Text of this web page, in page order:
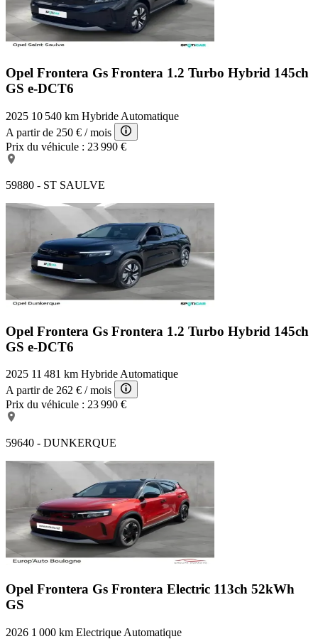
Opel Frontera Gs Frontera 1.2 Turbo Hybrid 145ch
GS e-DCT6
2025 10 540 km Hybride Automatique
A partir de 250 € / mois
Prix du véhicule : 23 990 €
59880 - ST SAULVE
Opel Frontera Gs Frontera 1.2 Turbo Hybrid 145ch
GS e-DCT6
2025 11 481 km Hybride Automatique
A partir de 262 € / mois
Prix du véhicule : 23 990 €
59640 - DUNKERQUE
Opel Frontera Gs Frontera Electric 113ch 52kWh
GS
2026 1 000 km Electrique Automatique